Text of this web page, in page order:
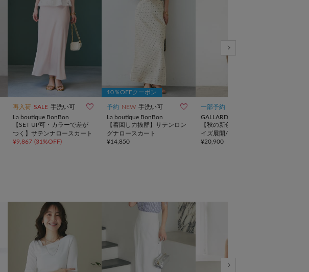
再入荷 SALE 手洗い可 
La boutique BonBon
【SET UP可・カラーで差が
つく】サテンナロースカート
¥9,867 (31%OFF)
10％OFFクーポン
予約 NEW 手洗い可 
La boutique BonBon
【着回し力抜群】サテンロン
グナロースカート
¥14,850
一部予約
GALLARDAGALANTE
【秋の新色予約開始】【3サ
イズ展開/セットアップ対
応】リヨセルスリットスカー
¥20,900